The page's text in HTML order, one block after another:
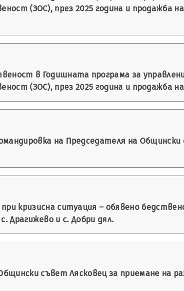
(ЗОС), през 2025 година и продажба
в Годишната програма за
(ЗОС), през 2025 година и продажба
на Председателя на
кризисна ситуация – обявено
Драгижево и с. Добри дял.
съвет Лясковец за приемане на